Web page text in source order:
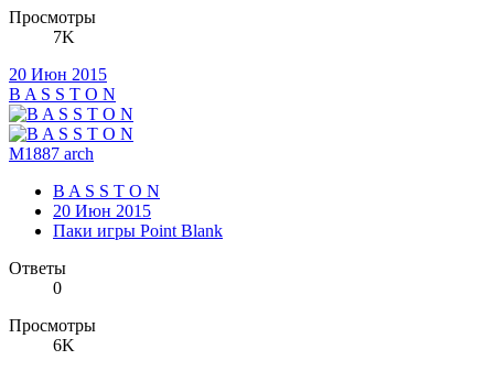
Просмотры
7K
20 Июн 2015
B A S S T O N
M1887 arch
B A S S T O N
20 Июн 2015
Паки игры Point Blank
Ответы
0
Просмотры
6K